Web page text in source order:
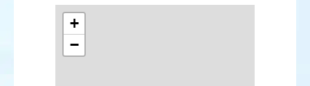
Cormoran pygmée
Pélican blanc
Héron vert
Aigrette des récifs
Flamant nain
+
−